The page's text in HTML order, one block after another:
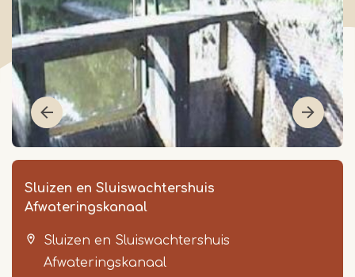
Sluizen en Sluiswachtershuis
Afwateringskanaal
Sluizen en Sluiswachtershuis
Afwateringskanaal